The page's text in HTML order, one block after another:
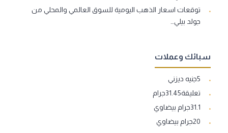
توقعات اسعار الذهب اليومية للسوق العالمي والمحلي من
جولد بيلي…
سبائك وعملات
5جنيه ديزني
تعليقة31.45جرام
31.1جرام بيضاوي
20جرام بيضاوي